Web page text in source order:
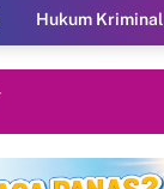
Hukum Kriminal